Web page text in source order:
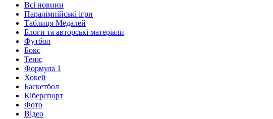
Всі новини
Паралімпійські ігри
Таблиця Медалей
Блоги та авторські матеріали
Футбол
Бокс
Теніс
Формула 1
Хокей
Баскетбол
Кіберспорт
Фото
Відео